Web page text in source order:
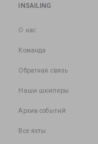
INSAILING
О нас
Команда
Обратная связь
Наши шкиперы
Архив событий
Все яхты